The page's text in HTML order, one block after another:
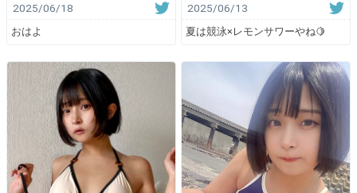
2025/06/18
おはよ
2025/06/13
夏は競泳×レモンサワーやね🍋